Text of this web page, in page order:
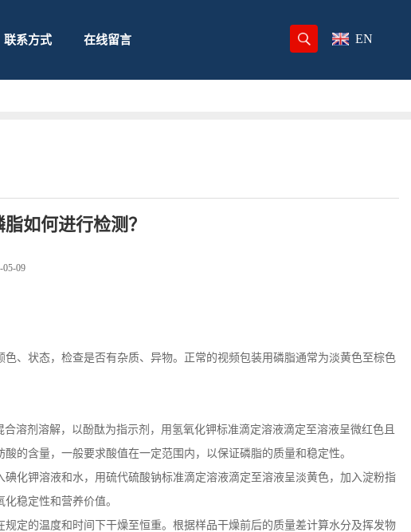
联系方式 在线留言 EN
如何进行检测？
05-09
、状态，检查是否有杂质、异物。正常的视频包装用磷脂通常为淡黄色至棕色
合溶剂溶解，以酚酞为指示剂，用氢氧化钾标准滴定溶液滴定至溶液呈微红色且
的含量，一般要求酸值在一定范围内，以保证磷脂的质量和稳定性。
化钾溶液和水，用硫代硫酸钠标准滴定溶液滴定至溶液呈淡黄色，加入淀粉指
稳定性和营养价值。
定的温度和时间下干燥至恒重。根据样品干燥前后的质量差计算水分及挥发物